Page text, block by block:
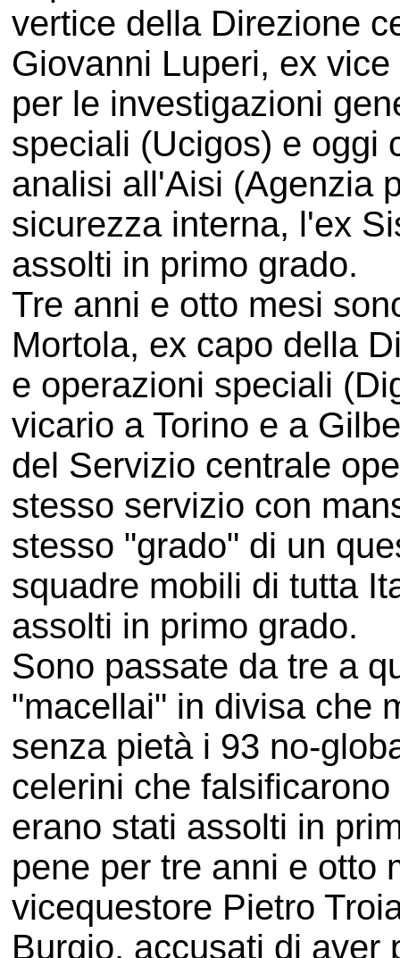
vertice della Direzione
Giovanni Luperi, ex
per le investigazioni
speciali (Ucigos) e oggi
analisi all'Aisi (Agenzia
sicurezza interna, l'ex
assolti in primo grado.
Tre anni e otto mesi
Mortola, ex capo della
e operazioni speciali
vicario a Torino e a
del Servizio centrale
stesso servizio con
stesso "grado" di un
squadre mobili di tutta
assolti in primo grado.
Sono passate da tre a
"macellai" in divisa che
senza pietà i 93 no-
celerini che
erano stati assolti in
pene per tre anni e otto
vicequestore Pietro
Burgio, accusati di aver